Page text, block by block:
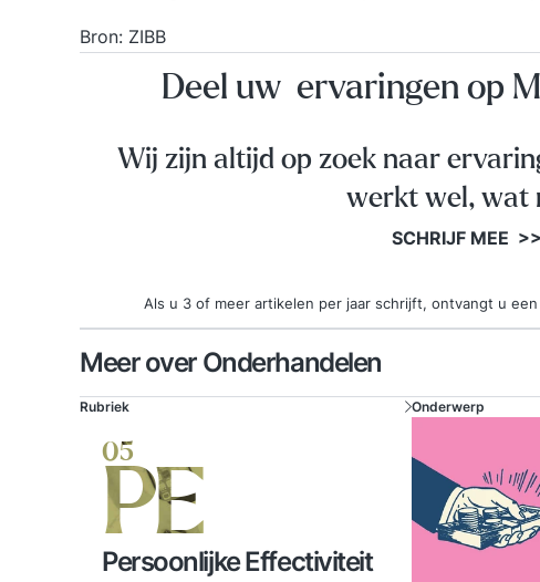
Bron: ZIBB
Deel uw ervaringen op
Wij zijn altijd op zoek naar
werkt wel, wat
SCHRIJF MEE >>
Als u 3 of meer artikelen per jaar schrijft, ontvangt u
Meer over Onderhandelen
Rubriek
05
PE
Persoonlijke Effectiviteit
Onderwerp